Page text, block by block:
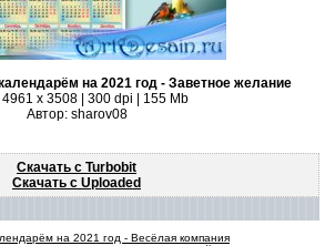
на 2021 год - Заветное желание
4961 х 3508 | 300 dpi | 155 Mb
Автор: sharov08
Скачать с Turbobit
Скачать с Uploaded
на 2021 год - Весёлая компания